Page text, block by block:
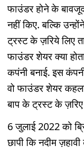
फाउंडर होने के
नहीं किए. बल्कि
ट्रस्ट के ज़रिये लिए
फाउंडर शेयर क्या
कपंनी बनाई. इस
वो फाउंडर शेयर
बाप के ट्रस्ट के
6 जुलाई 2022 को
छापी कि नदीम